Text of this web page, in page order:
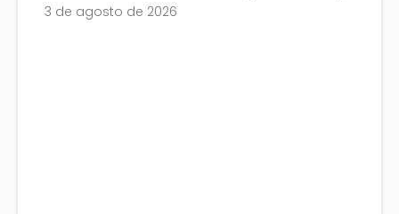
3 de agosto de 2026